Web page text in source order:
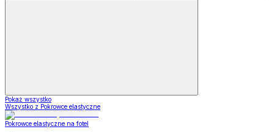
Pokaż wszystko
Wszystko z Pokrowce elastyczne
Pokrowce elastyczne na fotel